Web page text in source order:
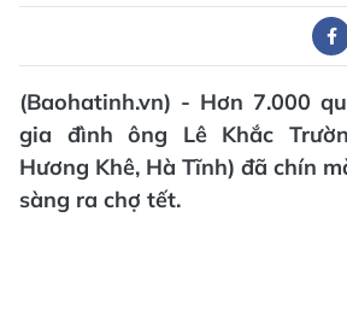
(Baohatinh.vn) - Hơn 7.000
gia đình ông Lê Khắc
Hương Khê, Hà Tĩnh) đã chín
sàng ra chợ tết.